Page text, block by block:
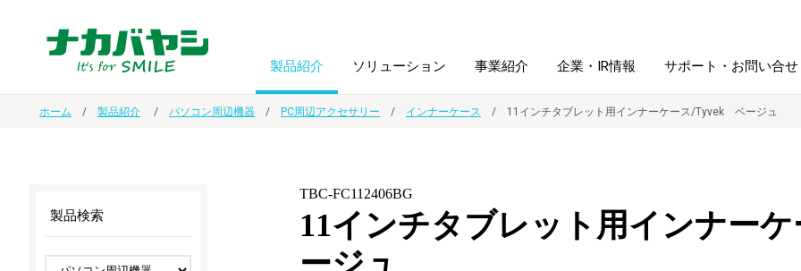
製品紹介
ノート・紙製品
ファイル・
ホルダー用品
ソリューション
オーダー手帳・ノベルティ制作 学校ソリューション
事業紹介 企業・IR情報
IR情報 沿革
サポート・お問い合せ
ホーム 製品紹介 パソコン周辺機器 PC周辺アクセサリー インナーケース 11インチタブレット用インナーケース/Tyvek ベージュ
TBC-FC112406BG
11インチタブレット用インナー
ージュ
製品検索